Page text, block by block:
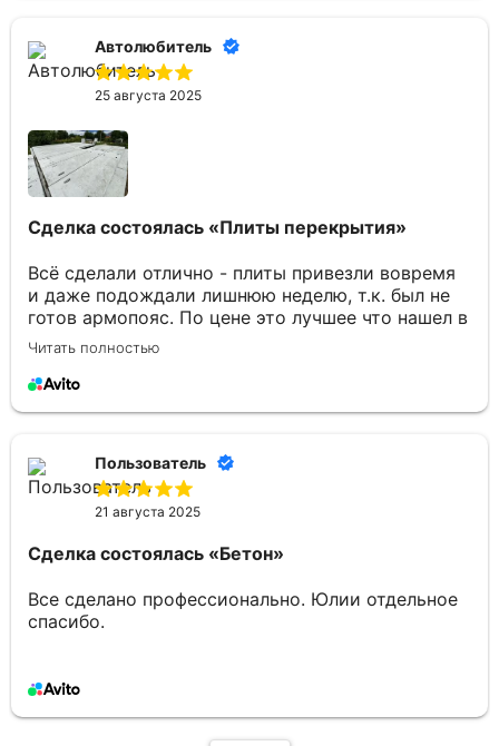
Автолюбитель
25 августа 2025
Сделка состоялась «Плиты перекрытия»
Всё сделали отлично - плиты привезли вовремя
и даже подождали лишнюю неделю, т.к. был не
готов армопояс. По цене это лучшее что нашел в
Брянске. Отдельное спасибо Юлии за
доставки.
Читать полностью
Пользователь
21 августа 2025
Сделка состоялась «Бетон»
Все сделано профессионально. Юлии отдельное
спасибо.